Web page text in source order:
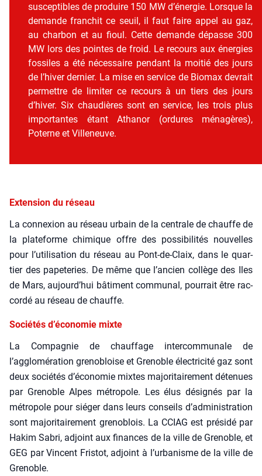
sus­cep­tibles de pro­duire 150 MW d’énergie. Lorsque la
demande fran­chit ce seuil, il faut faire appel au gaz,
au char­bon et au fioul. Cette demande dépasse 300
MW lors des pointes de froid. Le recours aux éner­gies
fos­siles a été néces­saire pen­dant la moi­tié des jours
de l’hiver der­nier. La mise en ser­vice de Bio­max devrait
per­mettre de limi­ter ce recours à un tiers des jours
d’hiver. Six chau­dières sont en ser­vice, les trois plus
impor­tantes étant Atha­nor (ordures ména­gères),
Poterne et Vil­le­neuve.
Extension du réseau
La connexion au réseau urbain de la cen­trale de chauffe de
la pla­te­forme chi­mique offre des pos­si­bi­li­tés nou­velles
pour l’utilisation du réseau au Pont-de-Claix, dans le quar­
tier des pape­te­ries. De même que l’ancien col­lège des Iles
de Mars, aujourd’hui bâti­ment com­mu­nal, pour­rait être rac­
cor­dé au réseau de chauffe.
Sociétés d’économie mixte
La Com­pa­gnie de chauf­fage inter­com­mu­nale de
l’agglomération gre­no­bloise et Gre­noble élec­tri­ci­té gaz sont
deux socié­tés d’économie mixtes majo­ri­tai­re­ment déte­nues
par Gre­noble Alpes métro­pole. Les élus dési­gnés par la
métro­pole pour sié­ger dans leurs conseils d’administration
sont majo­ri­tai­re­ment gre­no­blois. La CCIAG est pré­si­dé par
Hakim Sabri, adjoint aux finances de la ville de Gre­noble, et
GEG par Vincent Fris­tot, adjoint à l’urbanisme de la ville de
Gre­noble.